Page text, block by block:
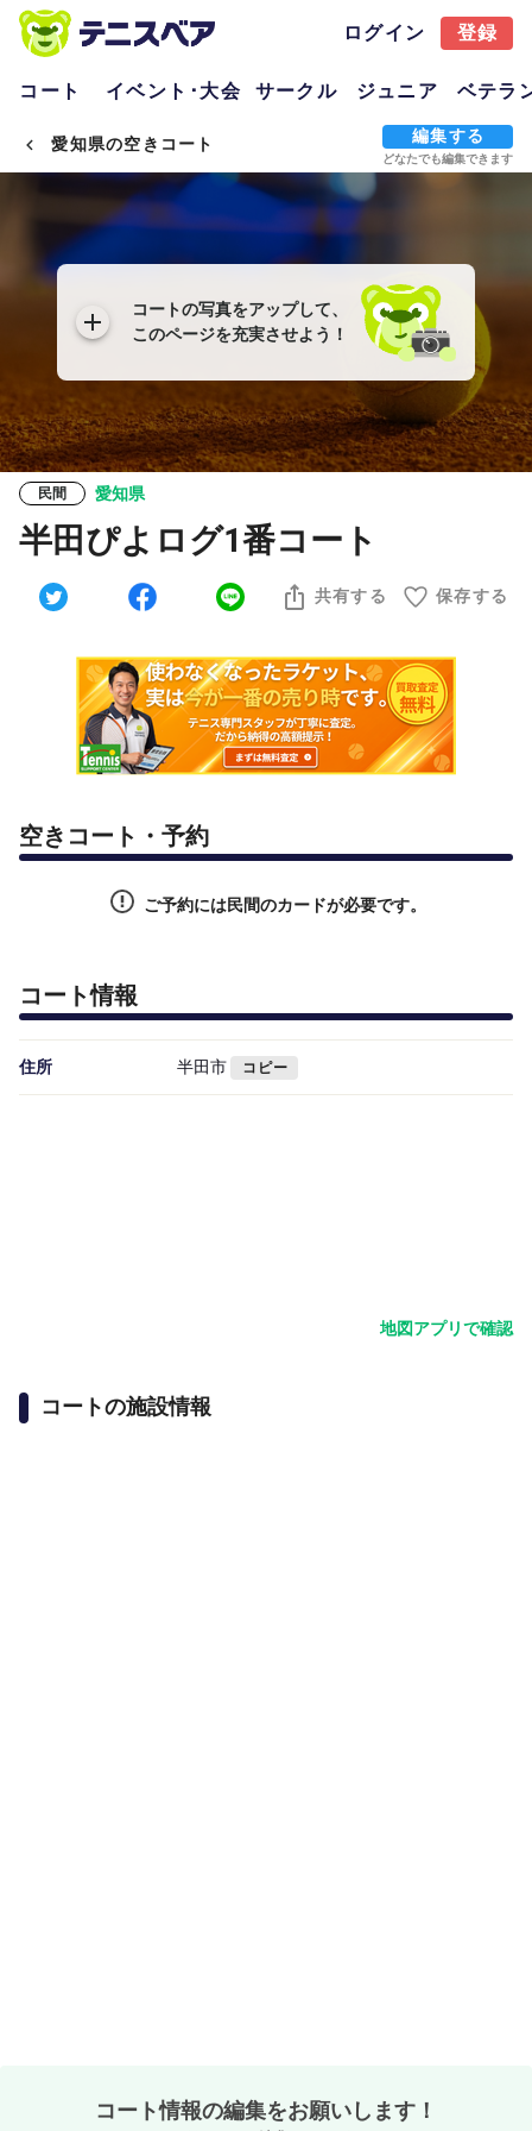
ログイン 登録
コート イベント･大会 サークル ジュニア ベテラ
愛知県の空きコート 編集する
どなたでも編集できます
コートの写真をアップして、
このページを充実させよう！
民間 愛知県
半田ぴよログ1番コート
共有する 保存する
空きコート・予約
ご予約には民間のカードが必要です。
コート情報
住所 半田市 コピー
地図アプリで確認
コートの施設情報
コート情報の編集をお願いします！